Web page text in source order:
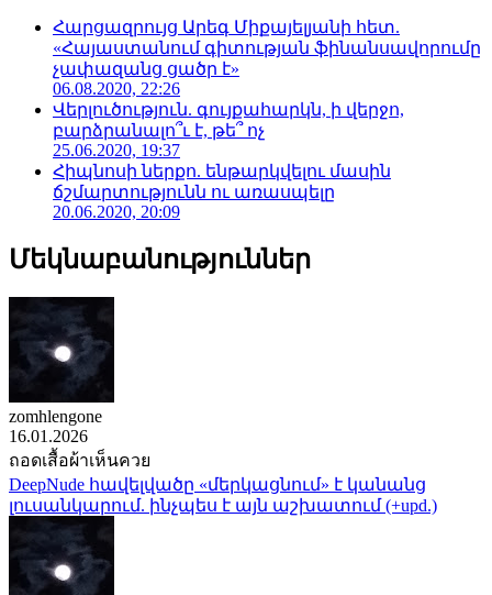
Հարցազրույց Արեգ Միքայելյանի հետ.
«Հայաստանում գիտության ֆինանսավորումը
չափազանց ցածր է»
06.08.2020, 22:26
Վերլուծություն. գույքահարկն, ի վերջո,
բարձրանալո՞ւ է, թե՞ ոչ
25.06.2020, 19:37
Հիպնոսի ներքո. ենթարկվելու մասին
ճշմարտությունն ու առասպելը
20.06.2020, 20:09
Մեկնաբանություններ
zomhlengone
16.01.2026
ถอดเสื้อผ้าเห็นควย
DeepNude հավելվածը «մերկացնում» է կանանց
լուսանկարում. ինչպես է այն աշխատում (+upd.)